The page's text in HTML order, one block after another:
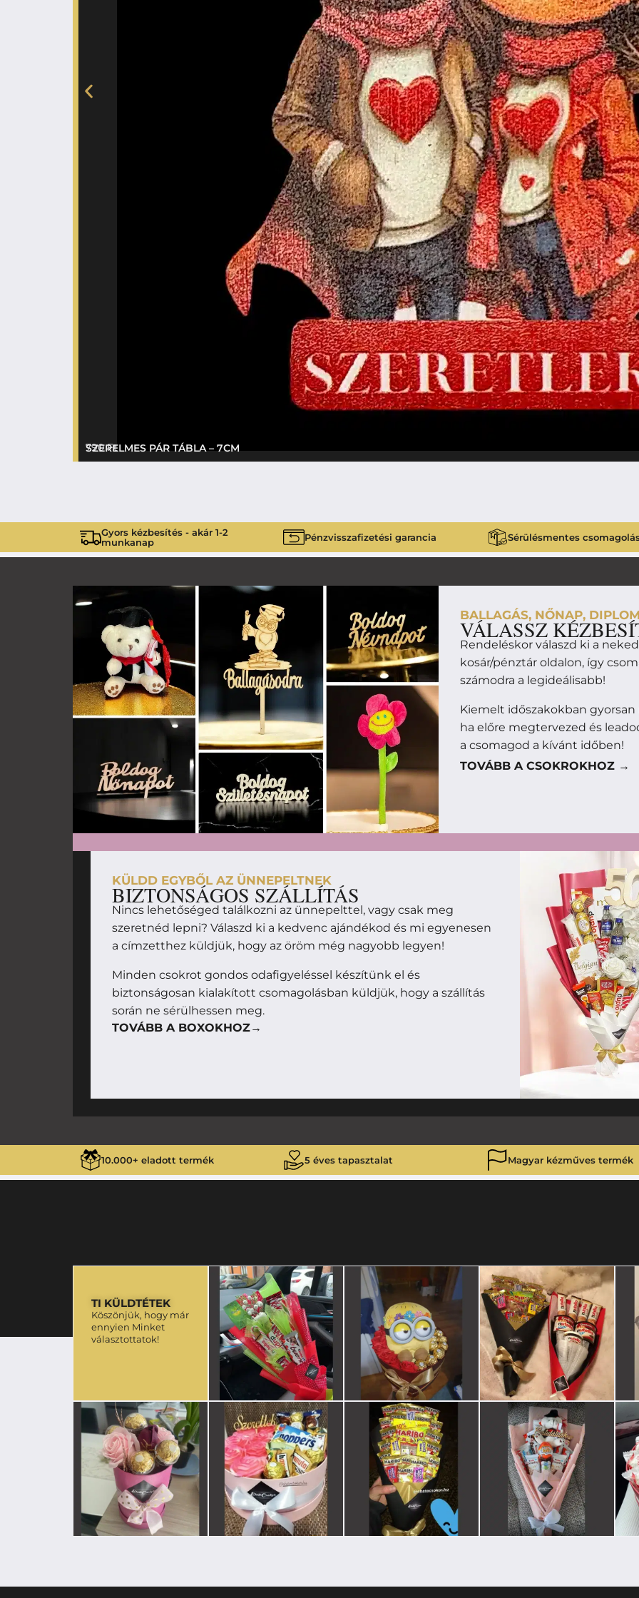
SZERELMES PÁR TÁBLA – 7CM
790Ft
Gyors kézbesítés - akár 1-2
munkanap
Pénzvisszafizetési garancia Sérülésmentes
BALLAGÁS, NŐNAP,
VÁLASSZ
Rendeléskor válaszd ki a
kosár/pénztár oldalon, így
számodra a legideálisabb!
Kiemelt időszakokban
ha előre megtervezed és
a csomagod a kívánt időben!
TOVÁBB A CSOKROKHOZ →
KÜLDD EGYBŐL AZ ÜNNEPELTNEK
BIZTONSÁGOS SZÁLLÍTÁS
Nincs lehetőséged találkozni az ünnepelttel, vagy csak meg
szeretnéd lepni? Válaszd ki a kedvenc ajándékod és mi egyenesen
a címzetthez küldjük, hogy az öröm még nagyobb legyen!
Minden csokrot gondos odafigyeléssel készítünk el és
biztonságosan kialakított csomagolásban küldjük, hogy a szállítás
során ne sérülhessen meg.
TOVÁBB A BOXOKHOZ→
10.000+ eladott termék 5 éves tapasztalat Magyar kézműves termék
TI KÜLDTÉTEK
Köszönjük, hogy már
ennyien Minket
választottatok!